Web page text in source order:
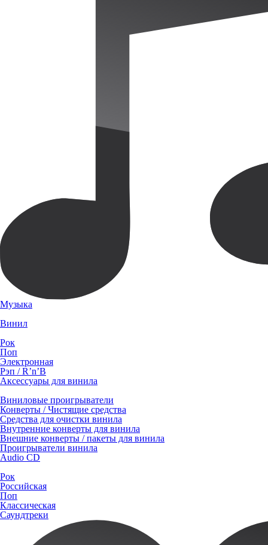
Музыка
Винил
Рок
Поп
Электронная
Рэп / R’n’B
Аксессуары для винила
Виниловые проигрыватели
Конверты / Чистящие средства
Средства для очистки винила
Внутренние конверты для винила
Внешние конверты / пакеты для винила
Проигрыватели винила
Audio CD
Рок
Российская
Поп
Классическая
Саундтреки